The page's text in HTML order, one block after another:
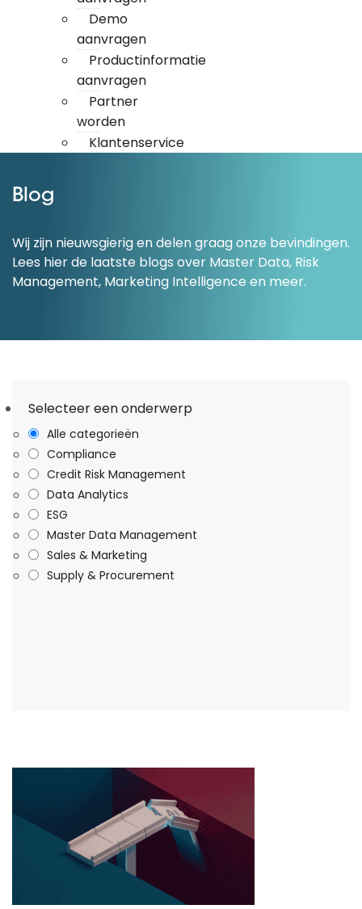
Demo
aanvragen
Productinformatie
aanvragen
Partner
worden
Klantenservice
Blog
Wij zijn nieuwsgierig en delen graag onze bevindingen.
Lees hier de laatste blogs over Master Data, Risk
Management, Marketing Intelligence en meer.
Selecteer een onderwerp
Alle categorieën
Compliance
Credit Risk Management
Data Analytics
ESG
Master Data Management
Sales & Marketing
Supply & Procurement